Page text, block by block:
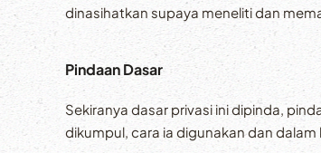
dinasihatkan supaya meneliti dan
Pindaan Dasar
Sekiranya dasar privasi ini dipinda,
dikumpul, cara ia digunakan dan